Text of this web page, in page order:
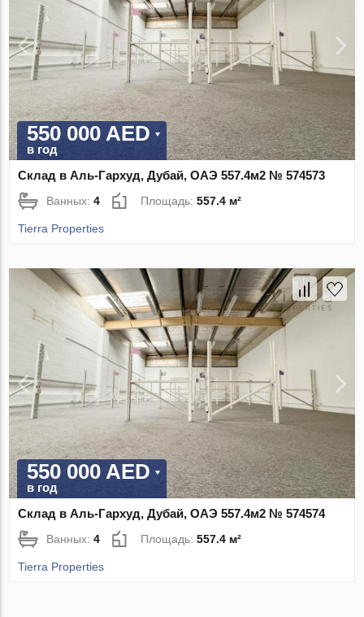
550 000 AED
в год
Склад в Аль-Гархуд, Дубай, ОАЭ 557.4м2 № 574573
Ванных:4 Площадь:557.4 м²
Tierra Properties
550 000 AED
в год
Склад в Аль-Гархуд, Дубай, ОАЭ 557.4м2 № 574574
Ванных:4 Площадь:557.4 м²
Tierra Properties